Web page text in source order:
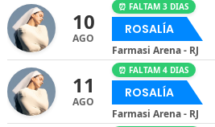
10
AGO
⏰ FALTAM 3 DIAS
ROSALÍA
Farmasi Arena - RJ
11
AGO
⏰ FALTAM 4 DIAS
ROSALÍA
Farmasi Arena - RJ